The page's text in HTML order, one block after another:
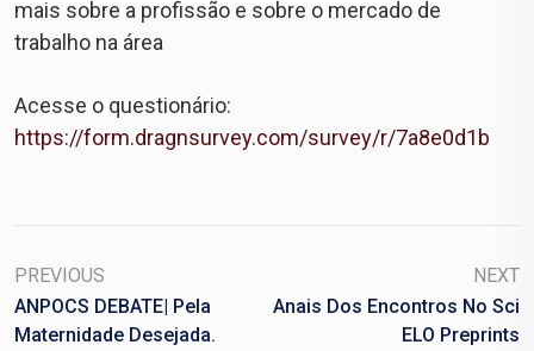
mais sobre a profissão e sobre o mercado de
trabalho na área
Acesse o questionário:
https://form.dragnsurvey.com/survey/r/7a8e0d1b
PREVIOUS
ANPOCS DEBATE| Pela
Maternidade Desejada.
NEXT
Anais Dos Encontros No Sci
ELO Preprints